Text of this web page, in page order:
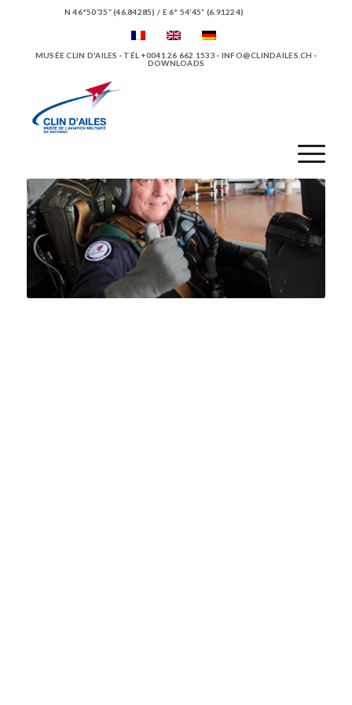
N 46°50’35” (46.84285) / E 6° 54’45” (6.91224)
MUSÉE CLIN D'AILES · TÉL +0041 26 662 1533 · INFO@CLINDAILES.CH ·
DOWNLOADS